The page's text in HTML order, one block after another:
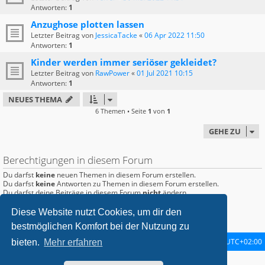
Diese Website nutzt Cookies, um dir den
bestmöglichen Komfort bei der Nutzung zu
bieten. Mehr erfahren
Antworten: 1
Anzughose plotten lassen
Letzter Beitrag von JessicaTacke «06 Apr 2022 11:50
Antworten: 1
Kinder werden immer seriöser gekleidet?
Letzter Beitrag von RawPower«01 Jul 2021 10:15
Antworten: 1
NEUES THEMA
6 Themen • Seite 1 von 1
GEHE ZU
Berechtigungen in diesem Forum
Du darfst keine neuen Themen in diesem Forum erstellen.
Du darfst keineAntworten zu Themen in diesem Forum erstellen.
Du darfst deine Beiträge in diesem Forumnichtändern.
Du darfstkeineDateianhänge in diesem Forum erstellen.
Startseite Foren-Übersicht UTC+02:00
metrolike style byEric SeguinUpdated for phpBB3.2 by